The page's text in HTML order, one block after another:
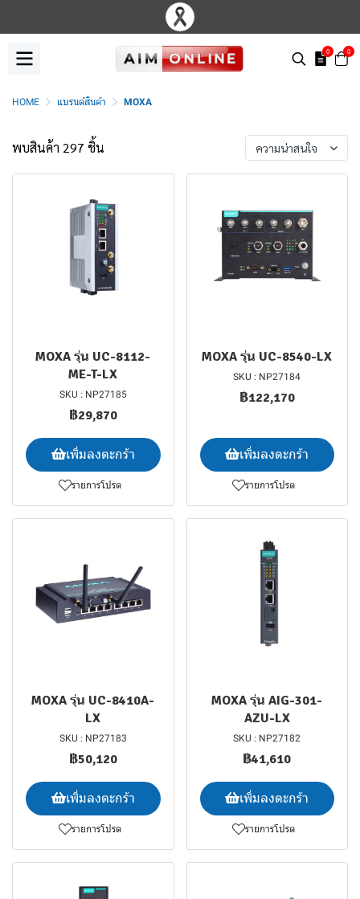
0 0
HOME แบรนด์สินค้า MOXA
พบสินค้า 297 ชิ้น ความน่าสนใจ
MOXA รุ่น UC-8112-
ME-T-LX
SKU : NP27185
฿29,870
เพิ่มลงตะกร้า
รายการโปรด
MOXA รุ่น UC-8540-LX
SKU : NP27184
฿122,170
เพิ่มลงตะกร้า
รายการโปรด
MOXA รุ่น UC-8410A-
LX
SKU : NP27183
฿50,120
เพิ่มลงตะกร้า
รายการโปรด
MOXA รุ่น AIG-301-
AZU-LX
SKU : NP27182
฿41,610
เพิ่มลงตะกร้า
รายการโปรด